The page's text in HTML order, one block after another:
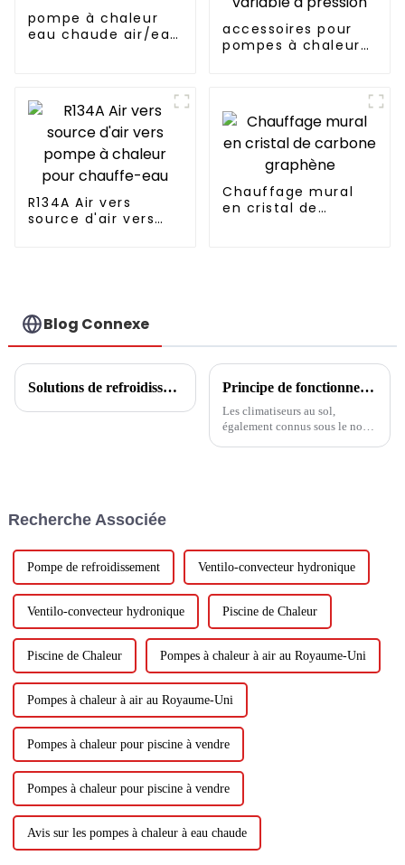
pompe à chaleur
eau chaude air/eau
accessoires pour
pompes à chaleur
R134A Air vers
source d'air vers
Chauffage mural
en cristal de
Blog Connexe
Solutions de refroidissement/chauffage et d'eau chaude pour la maison Principe de fonctionnement des climatiseurs au sol
Les climatiseurs au sol,
également connus sous le nom
Recherche Associée
Pompe de refroidissement Ventilo-convecteur hydronique
Ventilo-convecteur hydronique Piscine de Chaleur
Piscine de Chaleur Pompes à chaleur à air au Royaume-Uni
Pompes à chaleur à air au Royaume-Uni
Pompes à chaleur pour piscine à vendre
Pompes à chaleur pour piscine à vendre
Avis sur les pompes à chaleur à eau chaude